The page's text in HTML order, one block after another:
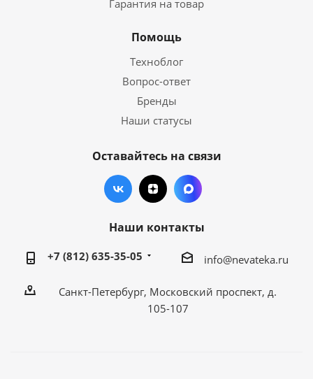
Гарантия на товар
Помощь
Техноблог
Вопрос-ответ
Бренды
Наши статусы
Оставайтесь на связи
Наши контакты
+7 (812) 635-35-05 info@nevateka.ru
Санкт-Петербург, Московский проспект, д.
105-107